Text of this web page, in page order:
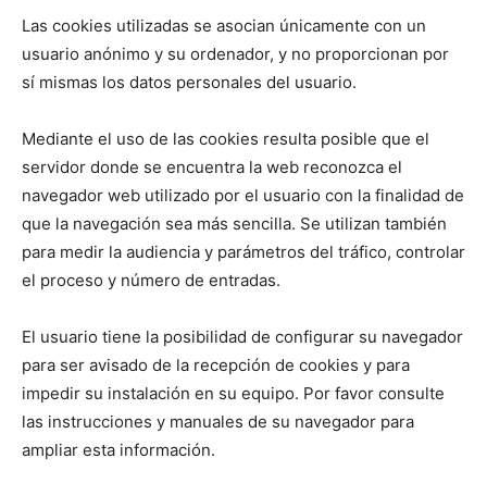
Las cookies utilizadas se asocian únicamente con un
usuario anónimo y su ordenador, y no proporcionan por
sí mismas los datos personales del usuario.
Mediante el uso de las cookies resulta posible que el
servidor donde se encuentra la web reconozca el
navegador web utilizado por el usuario con la finalidad de
que la navegación sea más sencilla. Se utilizan también
para medir la audiencia y parámetros del tráfico, controlar
el proceso y número de entradas.
El usuario tiene la posibilidad de configurar su navegador
para ser avisado de la recepción de cookies y para
impedir su instalación en su equipo. Por favor consulte
las instrucciones y manuales de su navegador para
ampliar esta información.